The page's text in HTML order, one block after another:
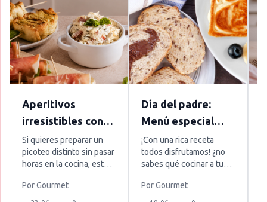
Aperitivos
irresistibles con
pesto: recetas
fáciles para
Si quieres preparar un
picoteo distinto sin pasar
horas en la cocina, estos
una gran opción. Puedes
combinarlo con queso
PorGourmet
Día del padre:
Menú especial
para los amantes
de la cocina
¡Con una rica receta
todos disfrutamos! ¿no
sabes qué cocinar a tu
que no fallarán ante
ningún paladar, sobre
PorGourmet